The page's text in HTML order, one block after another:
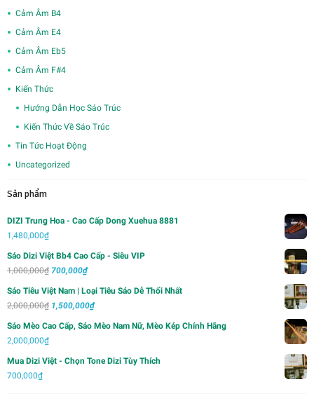
Cảm Âm B4
Cảm Âm E4
Cảm Âm Eb5
Cảm Âm F#4
Kiến Thức
Hướng Dẫn Học Sáo Trúc
Kiến Thức Về Sáo Trúc
Tin Tức Hoạt Động
Uncategorized
Sản phẩm
DIZI Trung Hoa - Cao Cấp Dong Xuehua 8881
1,480,000₫
Sáo Dizi Việt Bb4 Cao Cấp - Siêu VIP
1,000,000₫ Giá
là:
1,000,000₫.
700,000₫Giá
là:
700,000₫.
Sáo Tiêu Việt Nam | Loại Tiêu Sáo Dễ Thổi Nhất
2,000,000₫ Giá
1,500,000₫Giá
1,500,000₫.
Sáo Mèo Cao Cấp, Sáo Mèo Nam Nữ, Mèo Kép Chính Hãng
2,000,000₫
Mua Dizi Việt - Chọn Tone Dizi Tùy Thích
700,000₫